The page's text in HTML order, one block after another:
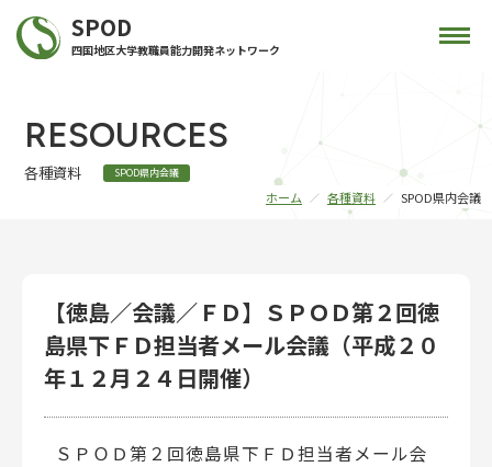
SPOD
四国地区大学教職員能力開発ネットワーク
RESOURCES
各種資料 SPOD県内会議
ホーム 各種資料 SPOD県内会議
【徳島／会議／ＦＤ】ＳＰＯＤ第２回徳
島県下ＦＤ担当者メール会議（平成２０
年１２月２４日開催）
ＳＰＯＤ第２回徳島県下ＦＤ担当者メール会